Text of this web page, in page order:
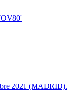
2021 (MADRID).